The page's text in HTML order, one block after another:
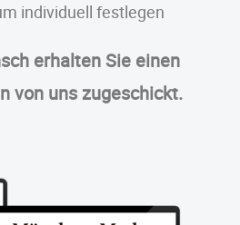
individuell festlegen
erhalten Sie einen
von uns zugeschickt.